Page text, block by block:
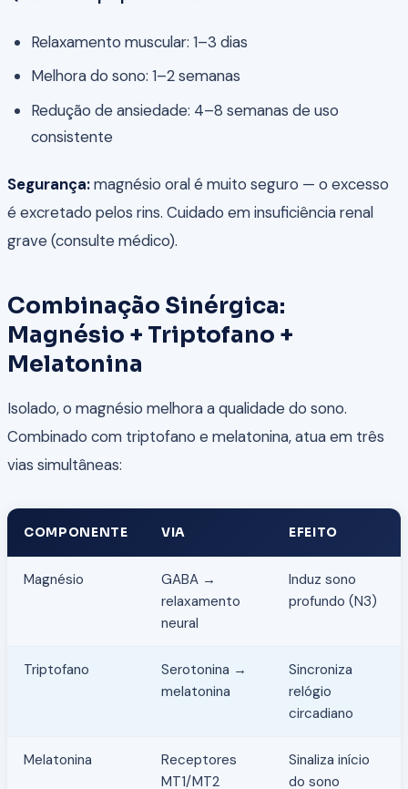
Relaxamento muscular: 1–3 dias
Melhora do sono: 1–2 semanas
Redução de ansiedade: 4–8 semanas de uso
consistente
Segurança:magnésio oral é muito seguro — o excesso
é excretado pelos rins. Cuidado em insuficiência renal
grave (consulte médico).
Combinação Sinérgica:
Magnésio + Triptofano +
Melatonina
Isolado, o magnésio melhora a qualidade do sono.
Combinado com triptofano e melatonina, atua em três
vias simultâneas:
COMPONENTE VIA EFEITO
Magnésio
GABA →
relaxamento
neural
Induz sono
profundo (N3)
Triptofano
Serotonina →
melatonina
Sincroniza
relógio
circadiano
Melatonina
Receptores
MT1/MT2
Sinaliza início
do sono